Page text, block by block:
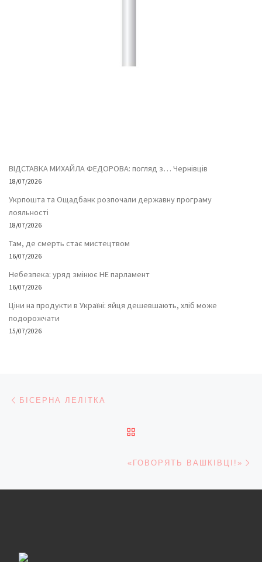
ВІДСТАВКА МИХАЙЛА ФЕДОРОВА: погляд з… Чернівців
18/07/2026
Укрпошта та Ощадбанк розпочали державну програму
лояльності
18/07/2026
Там, де смерть стає мистецтвом
16/07/2026
Небезпека: уряд змінює НЕ парламент
16/07/2026
Ціни на продукти в Україні: яйця дешевшають, хліб може
подорожчати
15/07/2026
Навігація записів
БІСЕРНА ЛЕЛІТКА
«ГОВОРЯТЬ ВАШКІВЦІ!»